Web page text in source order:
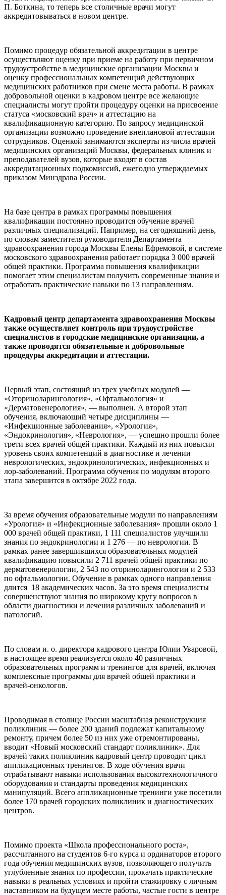
П. Боткина, то теперь все столичные врачи могут
аккредитовываться в новом центре.
Помимо процедур обязательной аккредитации в центре
осуществляют оценку при приеме на работу при первичном
трудоустройстве в медицинские организации Москвы и
оценку профессиональных компетенций действующих
медицинских работников при смене места работы. В рамках
добровольной оценки в кадровом центре все желающие
специалисты могут пройти процедуру оценки на присвоение
статуса «московский врач» и аттестацию на
квалификационную категорию. По запросу медицинской
организации возможно проведение внеплановой аттестации
сотрудников. Оценкой занимаются эксперты из числа врачей
медицинских организаций Москвы, федеральных клиник и
преподавателей вузов, которые входят в состав
аккредитационных подкомиссий, ежегодно утверждаемых
приказом Минздрава России.
На базе центра в рамках программы повышения
квалификации постоянно проводится обучение врачей
различных специализаций. Например, на сегодняшний день,
по словам заместителя руководителя Департамента
здравоохранения города Москвы Елены Ефремовой, в системе
московского здравоохранения работает порядка 3 000 врачей
общей практики. Программа повышения квалификации
помогает этим специалистам получить современные знания и
отработать практические навыки по 13 направлениям.
Кадровый центр департамента здравоохранения Москвы
также осуществляет контроль при трудоустройстве
специалистов в городские медицинские организации, а
также проводятся обязательные и добровольные
процедуры аккредитации и аттестации.
Первый этап, состоящий из трех учебных модулей —
«Оториноларингология», «Офтальмология» и
«Дерматовенерология», — выполнен. А второй этап
обучения, включающий четыре дисциплины —
«Инфекционные заболевания», «Урология»,
«Эндокринология», «Неврология», — успешно прошли более
трети всех врачей общей практики. Каждый из них повысил
уровень своих компетенций в диагностике и лечении
неврологических, эндокринологических, инфекционных и
лор-заболеваний. Программа обучения по модулям второго
этапа завершится в октябре 2022 года.
За время обучения образовательные модули по направлениям
«Урология» и «Инфекционные заболевания» прошли около 1
000 врачей общей практики, 1 111 специалистов улучшили
знания по эндокринологии и 1 276 — по неврологии. В
рамках ранее завершившихся образовательных модулей
квалификацию повысили 2 711 врачей общей практики по
дерматовенерологии, 2 543 по оториноларингологии и 2 533
по офтальмологии. Обучение в рамках одного направления
длится 18 академических часов. За это время специалисты
совершенствуют знания по широкому кругу вопросов в
области диагностики и лечения различных заболеваний и
патологий.
По словам и. о. директора кадрового центра Юлии Уваровой,
в настоящее время реализуется около 40 различных
образовательных программ и тренингов для врачей, включая
комплексные программы для врачей общей практики и
врачей-онкологов.
Проводимая в столице России масштабная реконструкция
поликлиник — более 200 зданий подлежат капитальному
ремонту, причем более 50 из них уже отремонтированы,
вводит «Новый московский стандарт поликлиник». Для
врачей таких поликлиник кадровый центр проводит цикл
аппликационных тренингов. В ходе обучения врачи
отрабатывают навыки использования высокотехнологичного
оборудования и стандарты проведения медицинских
манипуляций. Всего аппликационные тренинги уже посетили
более 170 врачей городских поликлиник и диагностических
центров.
Помимо проекта «Школа профессионального роста»,
рассчитанного на студентов 6-го курса и ординаторов второго
года обучения медицинских вузов, позволяющего получить
углубленные знания по профессии, прокачать практические
навыки в реальных условиях и пройти стажировку с личным
наставником на будущем месте работы, частые гости в центре